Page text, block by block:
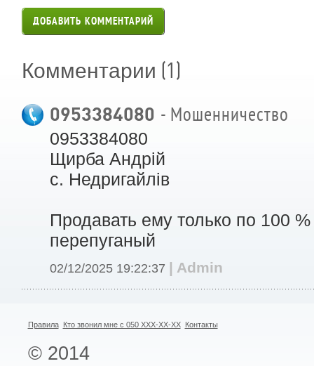
ДОБАВИТЬ КОММЕНТАРИЙ
Комментарии (1)
0953384080 - Мошенничество
0953384080
Щирба Андрій
с. Недригайлів
Продавать ему только по 100
перепуганый
02/12/2025 19:22:37 | Admin
Правила Кто звонил мне с 050 XXX-XX-XX Контакты
© 2014